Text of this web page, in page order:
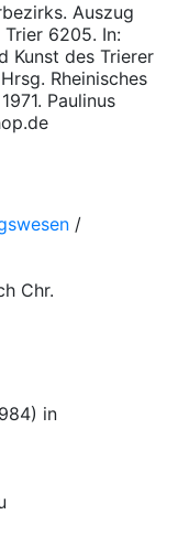
Auszug
6205. In:
Kunst des Trierer
Rheinisches
Paulinus
/
Chr.
in